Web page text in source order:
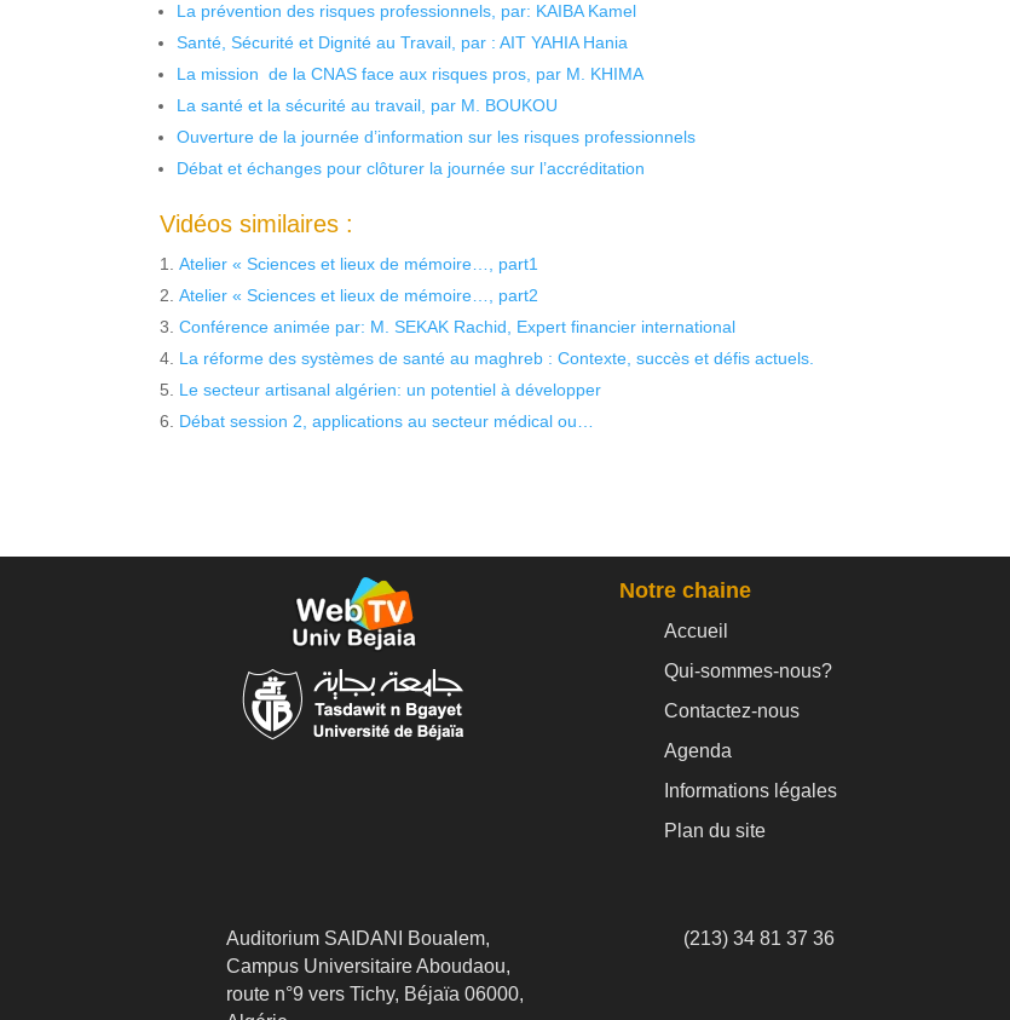
La prévention des risques professionnels, par: KAIBA Kamel
Santé, Sécurité et Dignité au Travail, par : AIT YAHIA Hania
La mission de la CNAS face aux risques pros, par M. KHIMA
La santé et la sécurité au travail, par M. BOUKOU
Ouverture de la journée d’information sur les risques professionnels
Débat et échanges pour clôturer la journée sur l’accréditation
Vidéos similaires :
Atelier « Sciences et lieux de mémoire…, part1
Atelier « Sciences et lieux de mémoire…, part2
Conférence animée par: M. SEKAK Rachid, Expert financier international
La réforme des systèmes de santé au maghreb : Contexte, succès et défis actuels.
Le secteur artisanal algérien: un potentiel à développer
Débat session 2, applications au secteur médical ou…
Notre chaine
Accueil
Qui-sommes-nous?
Contactez-nous
Agenda
Informations légales
Plan du site
Auditorium SAIDANI Boualem,
Campus Universitaire Aboudaou,
route n°9 vers Tichy, Béjaïa 06000,
(213) 34 81 37 36